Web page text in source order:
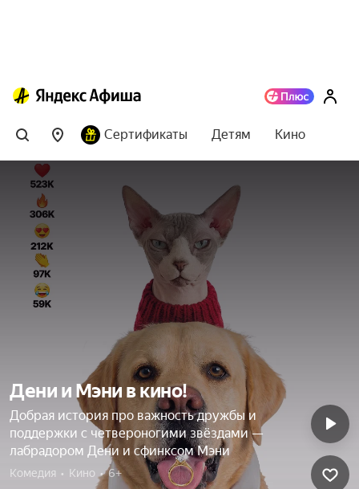
Сертификаты Детям Кино
Дени и Мэни в кино!
Добрая история про важность дружбы и
поддержки с четвероногими звёздами —
лабрадором Дени и сфинксом Мэни
Комедия  •  Кино  •  6+